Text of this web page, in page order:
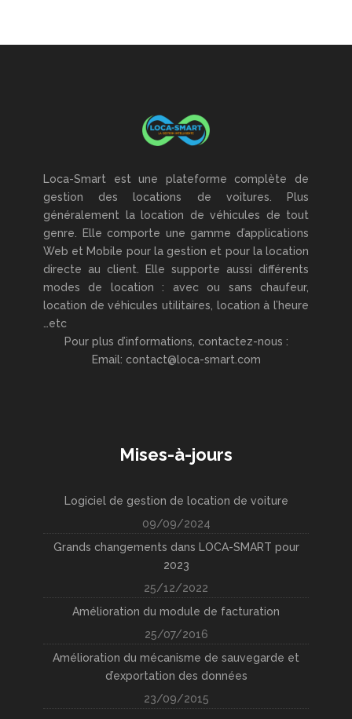
Loca-Smart est une plateforme complète de
gestion des locations de voitures. Plus
généralement la location de véhicules de tout
genre. Elle comporte une gamme d’applications
Web et Mobile pour la gestion et pour la location
directe au client. Elle supporte aussi différents
modes de location : avec ou sans chaufeur,
location de véhicules utilitaires, location à l’heure
…etc
Pour plus d’informations, contactez-nous :
Email: contact@loca-smart.com
Mises-à-jours
Logiciel de gestion de location de voiture
09/09/2024
Grands changements dans LOCA-SMART pour
2023
25/12/2022
Amélioration du module de facturation
25/07/2016
Amélioration du mécanisme de sauvegarde et
d’exportation des données
23/09/2015